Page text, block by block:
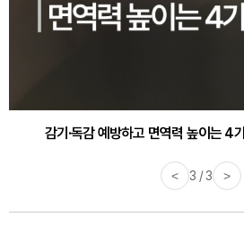
감기·독감 예방하고 면역력 높이는 4
< 3 / 3 >